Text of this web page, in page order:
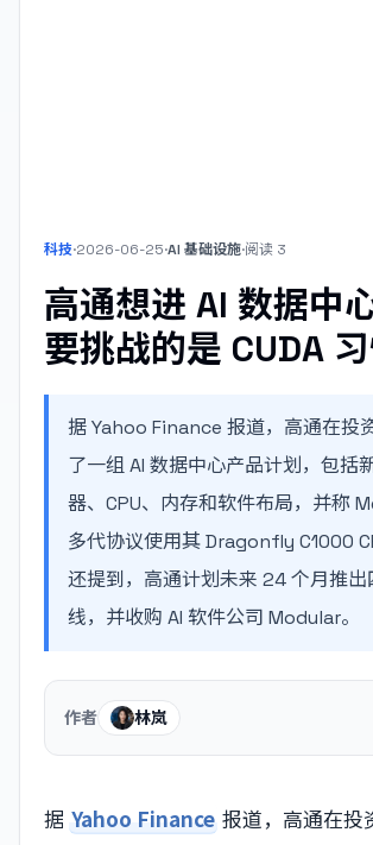
科技·2026-06-25·AI 基础设施·阅读 3
高通想进 AI 数据中
要挑战的是 CUDA
据 Yahoo Finance 报道，高通在投
了一组 AI 数据中心产品计划，包括
器、CPU、内存和软件布局，并称
多代协议使用其 Dragonfly C1000
还提到，高通计划未来 24 个月推出
线，并收购 AI 软件公司 Modular。
作者 林岚
据 Yahoo Finance 报道，高通在投